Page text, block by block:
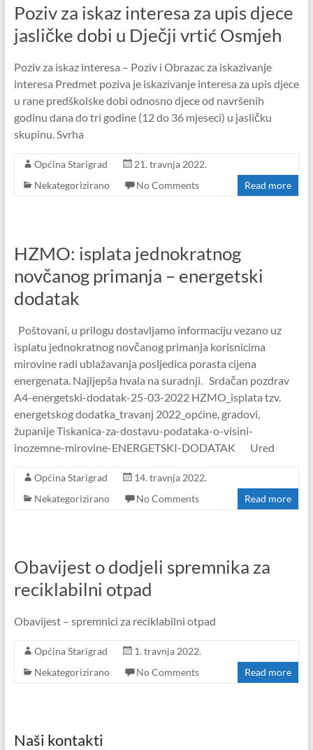
Poziv za iskaz interesa za upis djece
jasličke dobi u Dječji vrtić Osmjeh
Poziv za iskaz interesa – Poziv i Obrazac za iskazivanje
interesa Predmet poziva je iskazivanje interesa za upis djece
u rane predškolske dobi odnosno djece od navršenih
godinu dana do tri godine (12 do 36 mjeseci) u jasličku
skupinu. Svrha
Općina Starigrad
21. travnja 2022.
Nekategorizirano
No Comments Read more
HZMO: isplata jednokratnog
novčanog primanja – energetski
dodatak
Poštovani, u prilogu dostavljamo informaciju vezano uz
isplatu jednokratnog novčanog primanja korisnicima
mirovine radi ublažavanja posljedica porasta cijena
energenata. Najljepša hvala na suradnji. Srdačan pozdrav
A4-energetski-dodatak-25-03-2022 HZMO_isplata tzv.
energetskog dodatka_travanj 2022_općine, gradovi,
županije Tiskanica-za-dostavu-podataka-o-visini-
inozemne-mirovine-ENERGETSKI-DODATAK Ured
Općina Starigrad
14. travnja 2022.
Nekategorizirano
No Comments Read more
Obavijest o dodjeli spremnika za
reciklabilni otpad
Obavijest – spremnici za reciklabilni otpad
Općina Starigrad
1. travnja 2022.
Nekategorizirano
No Comments Read more
Naši kontakti